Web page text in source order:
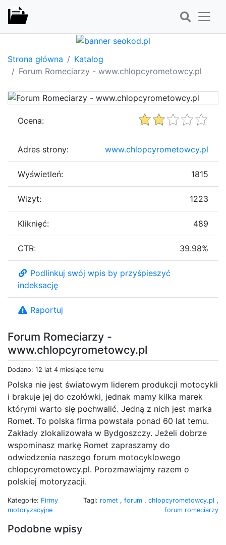
Strona główna
Katalog
Forum Romeciarzy - www.chlopcyrometowcy.pl
Forum Romeciarzy -
www.chlopcyrometowcy.pl
Dodano: 12 lat 4 miesiące temu
Polska nie jest światowym liderem produkcji motocykli
i brakuje jej do czołówki, jednak mamy kilka marek
którymi warto się pochwalić. Jedną z nich jest marka
Romet. To polska firma powstała ponad 60 lat temu.
Zakłady zlokalizowała w Bydgoszczy. Jeżeli dobrze
wspominasz markę Romet zapraszamy do
odwiedzenia naszego forum motocyklowego
chlopcyrometowcy.pl. Porozmawiajmy razem o
polskiej motoryzacji.
Kategorie: Firmy
motoryzacyjne
Tagi: romet , forum , chlopcyrometowcy.pl ,
forum romeciarzy
Podobne wpisy
Ocena:
Adres strony: www.chlopcyrometowcy.pl
Wyświetleń: 1815
Wizyt: 1223
Kliknięć: 489
CTR: 39.98%
Podlinkuj swój wpis by przyśpieszyć
indeksację
Raportuj